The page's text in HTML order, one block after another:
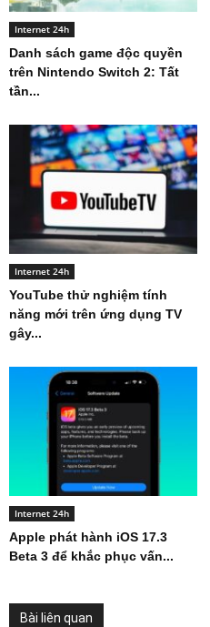
Internet 24h
Danh sách game độc quyền
trên Nintendo Switch 2: Tất
tần...
Internet 24h
YouTube thử nghiệm tính
năng mới trên ứng dụng TV
gây...
Internet 24h
Apple phát hành iOS 17.3
Beta 3 để khắc phục vấn...
Bài liên quan